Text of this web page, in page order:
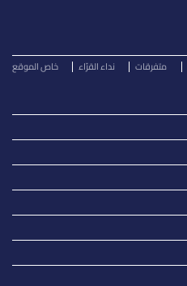
متفرقات نداء القرّاء خاص الموقع